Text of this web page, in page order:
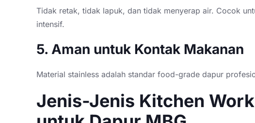
Tidak retak, tidak lapuk, dan tidak menyerap air. Cocok
intensif.
5. Aman untuk Kontak Makanan
Material stainless adalah standar food-grade dapur
Jenis-Jenis Kitchen